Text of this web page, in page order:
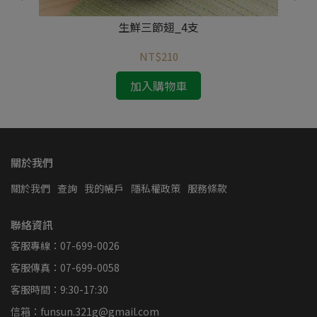
生鮮三節翅_4支
NT$210
加入購物車
關於我們
關於我們 查詢 我的帳戶 隱私權政策 服務條款
聯絡資訊
客服專線：07-699-0026
客服傳真：07-699-0058
客服時間：9:30-17:30
信箱：funsun.321g@gmail.com